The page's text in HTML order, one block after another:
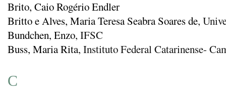
Brito, Caio Rogério Endler
Britto e Alves, Maria Teresa Seabra Soares de,
Bundchen, Enzo, IFSC
Buss, Maria Rita, Instituto Federal Catarinense-
C